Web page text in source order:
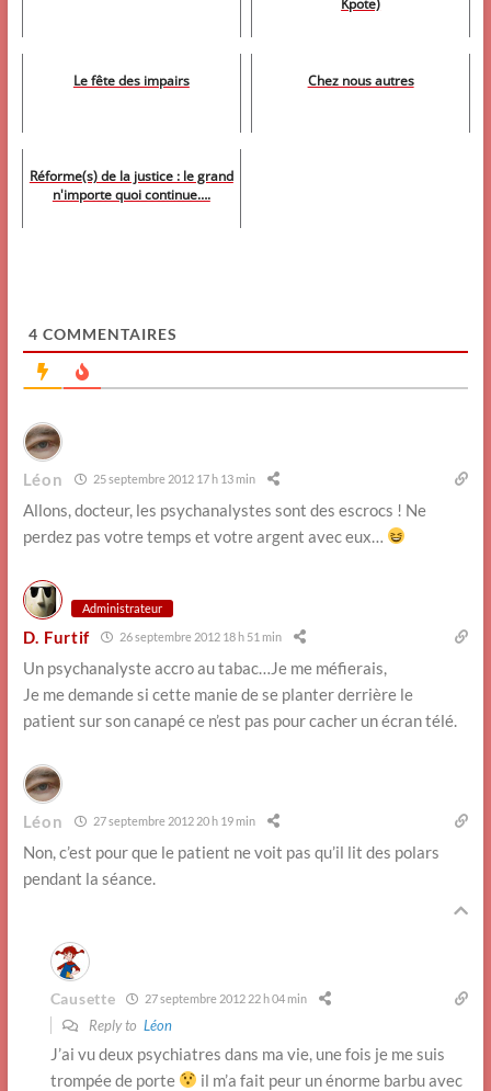
Le fête des impairs Chez nous autres
Réforme(s) de la justice : le grand
n'importe quoi continue….
4 COMMENTAIRES
Léon 25 septembre 2012 17 h 13 min
Allons, docteur, les psychanalystes sont des escrocs ! Ne
perdez pas votre temps et votre argent avec eux…
Administrateur
D. Furtif 26 septembre 2012 18 h 51 min
Un psychanalyste accro au tabac…Je me méfierais,
Je me demande si cette manie de se planter derrière le
patient sur son canapé ce n’est pas pour cacher un écran télé.
Léon 27 septembre 2012 20 h 19 min
Non, c’est pour que le patient ne voit pas qu’il lit des polars
pendant la séance.
Causette 27 septembre 2012 22 h 04 min
Reply to Léon
J’ai vu deux psychiatres dans ma vie, une fois je me suis
trompée de porte
il m’a fait peur un énorme barbu avec